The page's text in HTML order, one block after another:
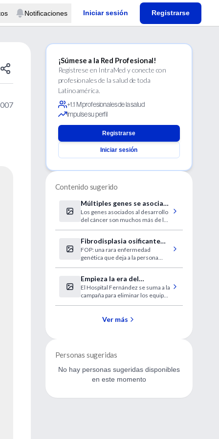
Notificaciones Iniciar sesión Registrarse
¡Súmese a la Red Profesional!
Regístrese en IntraMed y conecte con
profesionales de la salud de toda
Latinoamérica.
+1.1 M profesionales de la salud
Impulse su perfil
Registrarse
Iniciar sesión
Contenido sugerido
Múltiples genes se asocian
al cáncer
Los genes asociados al desarrollo
del cáncer son muchos más de lo
Fibrodisplasia osificante
progresiva
FOP: una rara enfermedad
genética que deja a la persona
Empieza la era del
termómetro digital
El Hospital Fernández se suma a la
campaña para eliminar los equipos
ambiente.Ver más
Personas sugeridas
No hay personas sugeridas disponibles
en este momento